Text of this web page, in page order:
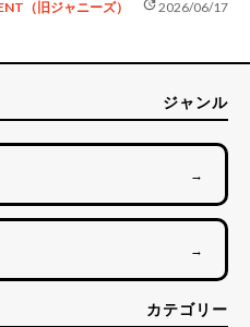
（旧ジャニーズ） update2026/06/17
ジャンル
→
→
カテゴリー